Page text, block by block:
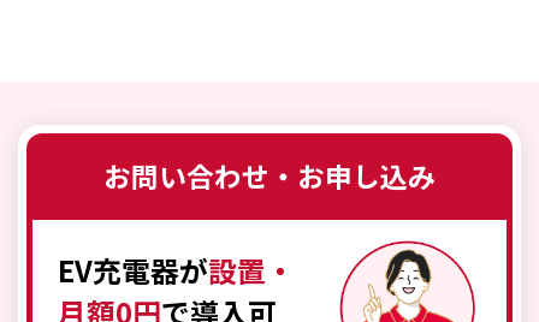
お問い合わせ・お申し込み
EV充電器が設置・
月額0円で導入可